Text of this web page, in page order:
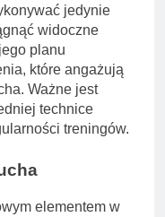
jedynie
widoczne
planu
które angażują
Ważne jest
technice
treningów.
elementem w